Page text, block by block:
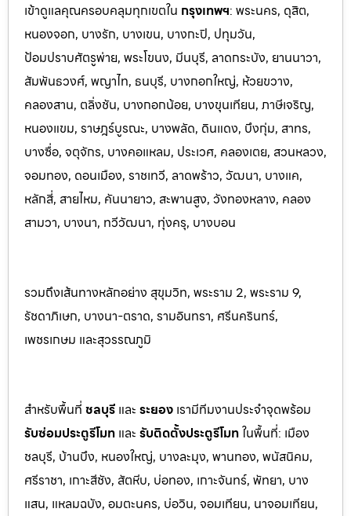
เข้าดูแลคุณครอบคลุมทุกเขตใน กรุงเทพฯ: พระนคร, ดุสิต,
หนองจอก, บางรัก, บางเขน, บางกะปิ, ปทุมวัน,
ป้อมปราบศัตรูพ่าย, พระโขนง, มีนบุรี, ลาดกระบัง, ยานนาวา,
สัมพันธวงศ์, พญาไท, ธนบุรี, บางกอกใหญ่, ห้วยขวาง,
คลองสาน, ตลิ่งชัน, บางกอกน้อย, บางขุนเทียน, ภาษีเจริญ,
หนองแขม, ราษฎร์บูรณะ, บางพลัด, ดินแดง, บึงกุ่ม, สาทร,
บางซื่อ, จตุจักร, บางคอแหลม, ประเวศ, คลองเตย, สวนหลวง,
จอมทอง, ดอนเมือง, ราชเทวี, ลาดพร้าว, วัฒนา, บางแค,
หลักสี่, สายไหม, คันนายาว, สะพานสูง, วังทองหลาง, คลอง
สามวา, บางนา, ทวีวัฒนา, ทุ่งครุ, บางบอน
รวมถึงเส้นทางหลักอย่าง สุขุมวิท, พระราม 2, พระราม 9,
รัชดาภิเษก, บางนา-ตราด, รามอินทรา, ศรีนครินทร์,
เพชรเกษม และสุวรรณภูมิ
สำหรับพื้นที่ ชลบุรี และ ระยอง เรามีทีมงานประจำจุดพร้อม
รับซ่อมประตูรีโมท และ รับติดตั้งประตูรีโมทในพื้นที่: เมือง
ชลบุรี, บ้านบึง, หนองใหญ่, บางละมุง, พานทอง, พนัสนิคม,
ศรีราชา, เกาะสีชัง, สัตหีบ, บ่อทอง, เกาะจันทร์, พัทยา, บาง
แสน, แหลมฉบัง, อมตะนคร, บ่อวิน, จอมเทียน, นาจอมเทียน,